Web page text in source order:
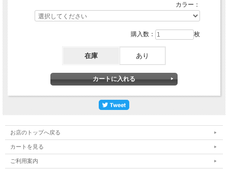
カラー：
購入数： 枚
在庫 あり
お店のトップへ戻る
カートを見る
ご利用案内